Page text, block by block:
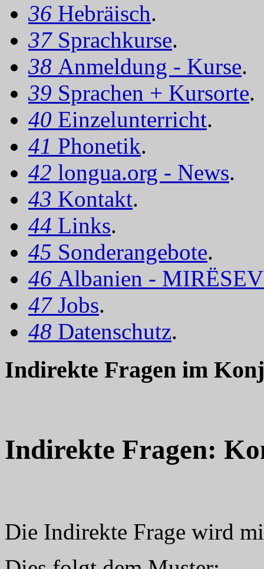
36 Hebräisch.
37 Sprachkurse.
38 Anmeldung - Kurse.
39 Sprachen + Kursorte.
40 Einzelunterricht.
41 Phonetik.
42 longua.org - News.
43 Kontakt.
44 Links.
45 Sonderangebote.
46 Albanien -
47 Jobs.
48 Datenschutz.
Indirekte Fragen im
Indirekte Fragen:
Die Indirekte Frage wird